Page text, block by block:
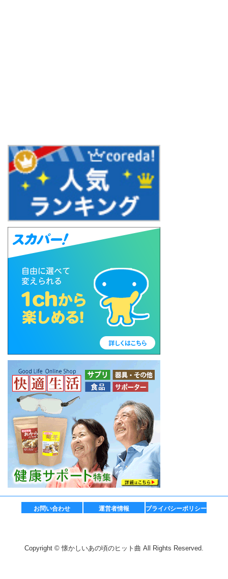
お問い合わせ 運営者情報 プライバシーポリシー
Copyright © 懐かしいあの頃のヒット曲 All Rights Reserved.